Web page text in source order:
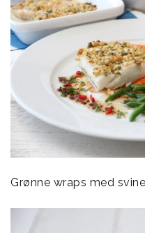
Grønne wraps med